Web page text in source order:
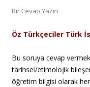
Bir Cevap Yazın
Öz Türkçeciler Türk
Bu soruya cevap
tarihsel/etimolojik
öğretim bilgisi olarak